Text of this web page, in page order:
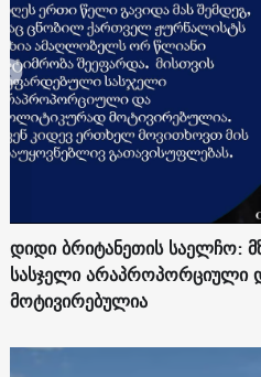
დიდი ბრიტანეთის საელჩო:
სასჯელი არაპროპორციული
მოტივირებულია